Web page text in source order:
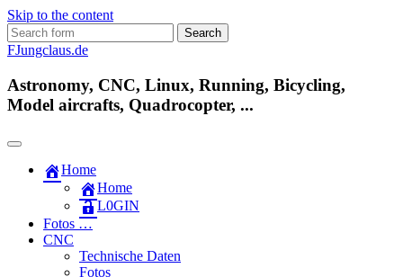
Skip to the content
Search
for:
FJungclaus.de
Astronomy, CNC, Linux, Running, Bicycling,
Model aircrafts, Quadrocopter, ...
Home
Home
L​0​​GIN
Fotos …
CNC
Technische Daten
Fotos